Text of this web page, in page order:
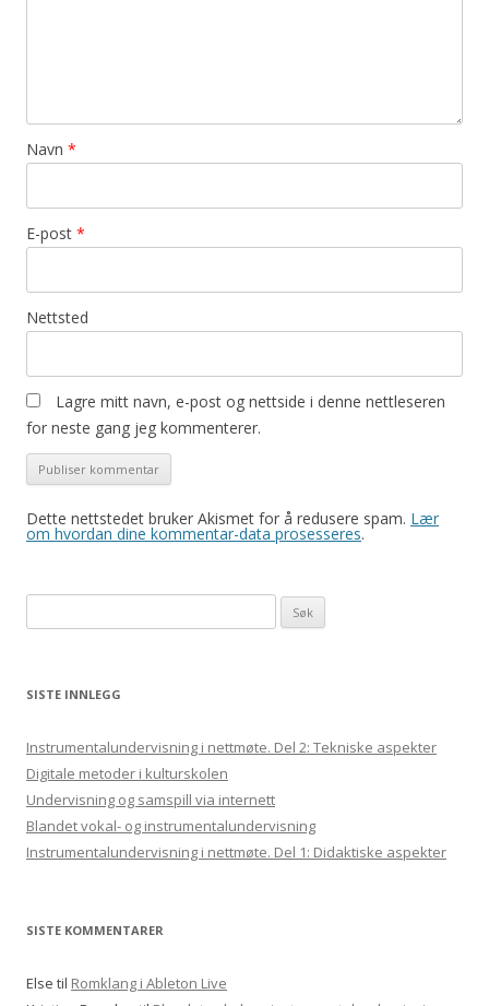
Navn *
E-post *
Nettsted
Lagre mitt navn, e-post og nettside i denne nettleseren
for neste gang jeg kommenterer.
Dette nettstedet bruker Akismet for å redusere spam. Lær
om hvordan dine kommentar-data prosesseres.
etter:
SISTE INNLEGG
Instrumentalundervisning i nettmøte. Del 2: Tekniske aspekter
Digitale metoder i kulturskolen
Undervisning og samspill via internett
Blandet vokal- og instrumentalundervisning
Instrumentalundervisning i nettmøte. Del 1: Didaktiske aspekter
SISTE KOMMENTARER
Else til Romklang i Ableton Live